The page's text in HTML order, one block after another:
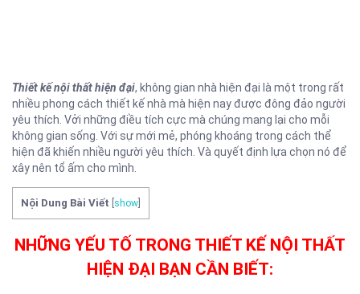
Thiết kế nội thất hiện đại, không gian nhà hiện đại là một trong rất
nhiều phong cách thiết kế nhà mà hiện nay được đông đảo người
yêu thích. Vởi những điều tích cực mà chúng mang lại cho mỗi
không gian sống. Với sự mới mẻ, phóng khoáng trong cách thể
hiện đã khiến nhiều người yêu thích. Và quyết định lựa chọn nó để
xây nên tổ ấm cho mình.
Nội Dung Bài Viết show
NHỮNG YẾU TỐ TRONG THIẾT KẾ NỘI THẤT
HIỆN ĐẠI BẠN CẦN BIẾT: